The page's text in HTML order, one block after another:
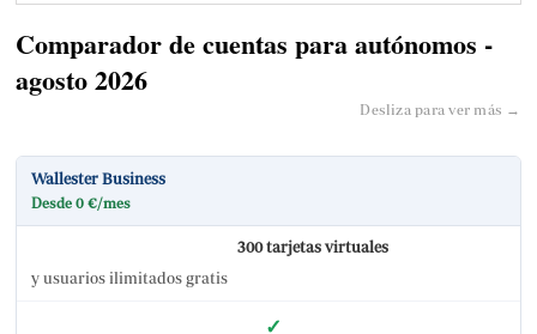
Comparador de cuentas para autónomos -
agosto 2026
Desliza para ver más →
Wallester Business
Desde 0 €/mes
300 tarjetas virtuales
y usuarios ilimitados gratis
✓